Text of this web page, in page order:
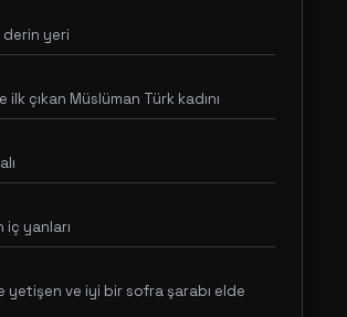
derin yeri
çıkan Müslüman Türk kadını
iç yanları
yetişen ve iyi bir sofra şarabı elde